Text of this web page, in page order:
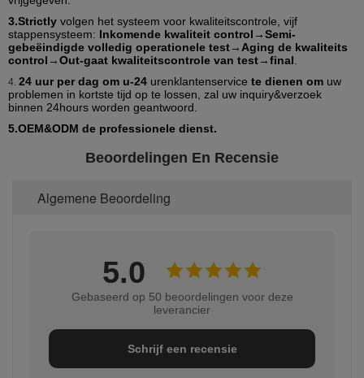
3.Strictly volgen het systeem voor kwaliteitscontrole, vijf
stappensysteem: Inkomende kwaliteit control→Semi-
gebeëindigde volledig operationele test→Aging de kwaliteits
control→Out-gaat kwaliteitscontrole van test→final
4. 24 uur per dag om u-24 urenklantenservice te dienen om uw
problemen in kortste tijd op te lossen, zal uw inquiry&verzoek
binnen 24hours worden geantwoord.
5.OEM&ODM de professionele dienst.
Beoordelingen En Recensie
Algemene Beoordeling
5.0
Gebaseerd op 50 beoordelingen voor deze
leverancier
Schrijf een recensie